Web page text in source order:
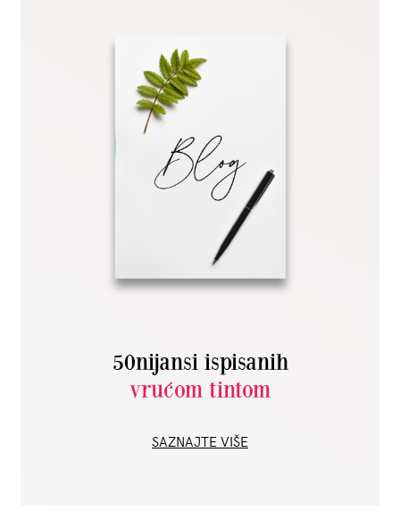
50nijansi ispisanih
vrućom tintom
SAZNAJTE VIŠE